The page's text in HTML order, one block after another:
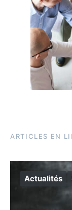
ARTICLES EN
Actualités